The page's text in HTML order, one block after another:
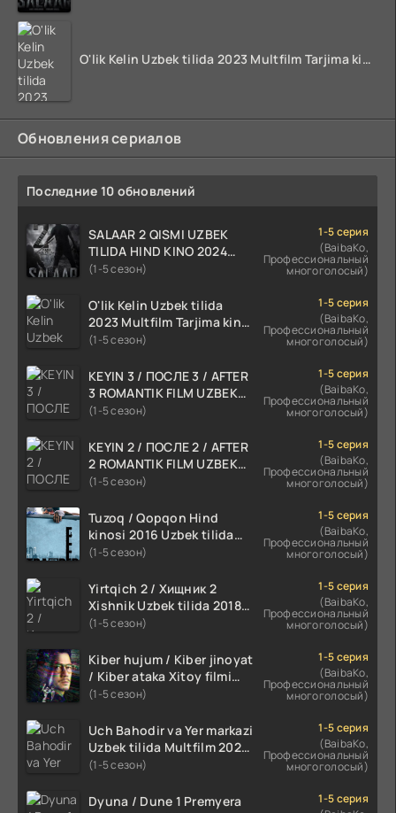
O'lik Kelin Uzbek tilida 2023 Multfilm Tarjima kino skachat
Обновления сериалов
Последние 10 обновлений
SALAAR 2 QISMI UZBEK
TILIDA HIND KINO 2024
TARJIMA 720p HD Skachat
(1-5 сезон)
1-5 серия
(BaibaKo,
Профессиональный
многоголосый)
O'lik Kelin Uzbek tilida
2023 Multfilm Tarjima kino
skachat
(1-5 сезон)
1-5 серия
(BaibaKo,
Профессиональный
многоголосый)
KEYIN 3 / ПОСЛЕ 3 / AFTER
3 ROMANTIK FILM UZBEK
TILIDA 2021 TARJIMA FILM
(1-5 сезон)
1-5 серия
(BaibaKo,
Профессиональный
многоголосый)
KEYIN 2 / ПОСЛЕ 2 / AFTER
2 ROMANTIK FILM UZBEK
TILIDA 2020 TARJIMA FILM
(1-5 сезон)
1-5 серия
(BaibaKo,
Профессиональный
многоголосый)
Tuzoq / Qopqon Hind
kinosi 2016 Uzbek tilida
tarjima film HD
(1-5 сезон)
1-5 серия
(BaibaKo,
Профессиональный
многоголосый)
Yirtqich 2 / Хищник 2
Xishnik Uzbek tilida 2018-
2024 O'zbekcha tarjima
(1-5 сезон)
1-5 серия
(BaibaKo,
Профессиональный
многоголосый)
Kiber hujum / Kiber jinoyat
/ Kiber ataka Xitoy filmi
Uzbek tilida O'zbekcha
HD skachat
(1-5 сезон)
1-5 серия
(BaibaKo,
Профессиональный
многоголосый)
Uch Bahodir va Yer markazi
Uzbek tilida Multfilm 2025
tarjima HD skachat
(1-5 сезон)
1-5 серия
(BaibaKo,
Профессиональный
многоголосый)
Dyuna / Dune 1 Premyera
1-5 серия